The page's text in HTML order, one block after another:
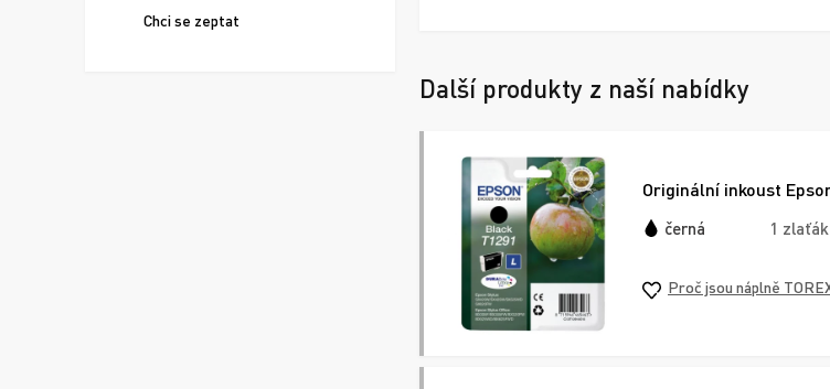
Chci se zeptat
Další produkty z naší nabídky
Originální inkoust
černá 1 zlaťák
Proč jsou náplně